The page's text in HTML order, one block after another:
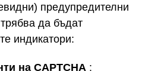
предупредителни
да бъдат
индикатори:
на CAPTCHA :